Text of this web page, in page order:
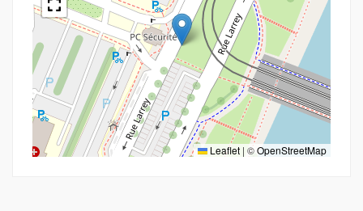
Leaflet | ©OpenStreetMap